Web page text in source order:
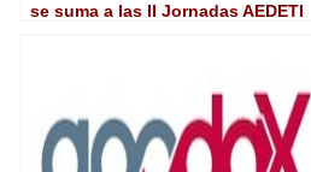
se suma a las II Jornadas AEDETI